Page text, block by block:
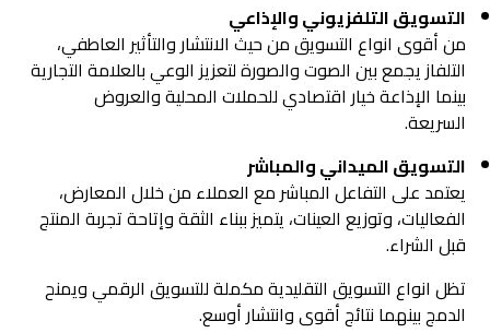
التسويق التلفزيوني والإذاعي
من أقوى انواع التسويق من حيث الانتشار والتأثير العاطفي،
التلفاز يجمع بين الصوت والصورة لتعزيز الوعي بالعلامة التجارية
بينما الإذاعة خيار اقتصادي للحملات المحلية والعروض
السريعة.
التسويق الميداني والمباشر
يعتمد على التفاعل المباشر مع العملاء من خلال المعارض،
الفعاليات، وتوزيع العينات، يتميز ببناء الثقة وإتاحة تجربة المنتج
قبل الشراء.
تظل انواع التسويق التقليدية مكملة للتسويق الرقمي ويمنح
الدمج بينهما نتائج أقوى وانتشار أوسع.